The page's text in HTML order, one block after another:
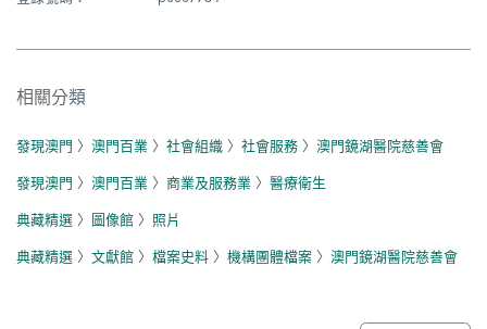
相關分類
發現澳門 〉 澳門百業 〉 社會組織 〉 社會服務 〉 澳門鏡湖醫院慈善會
發現澳門 〉 澳門百業 〉 商業及服務業 〉 醫療衛生
典藏精選 〉 圖像館 〉 照片
典藏精選 〉 文獻館 〉 檔案史料 〉 機構團體檔案 〉 澳門鏡湖醫院慈善會